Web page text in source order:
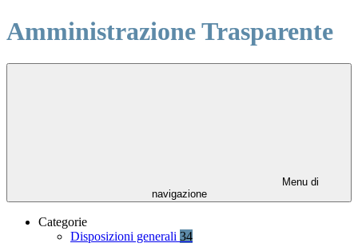
Amministrazione Trasparente
Menu di
navigazione
Categorie
Disposizioni generali 34